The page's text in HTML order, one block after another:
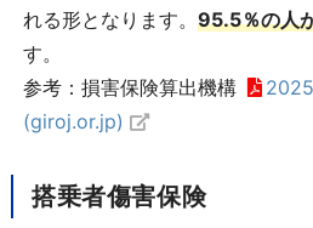
れる形となります。 95.5％の人
す。
参考：損害保険算出機構
(giroj.or.jp)
搭乗者傷害保険